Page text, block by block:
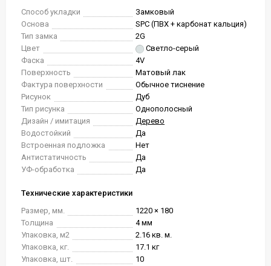
Способ укладки
Замковый
Основа
SPC (ПВХ + карбонат кальция)
Тип замка
2G
Цвет
Светло-серый
Фаска
4V
Поверхность
Матовый лак
Фактура поверхности
Обычное тиснение
Рисунок
Дуб
Тип рисунка
Однополосный
Дизайн / имитация
Дерево
Водостойкий
Да
Встроенная подложка
Нет
Антистатичность
Да
УФ-обработка
Да
Технические характеристики
Размер, мм.
1220 × 180
Толщина
4 мм
Упаковка, м2
2.16 кв. м.
Упаковка, кг.
17.1 кг
Упаковка, шт.
10